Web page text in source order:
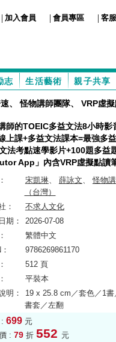
| 加入會員 | 會員專區 | 客
志 生活藝術 親子共享
、怪物講師團隊、 VRP虛
師的TOEIC多益文法8小時影
上課+多益文法課本=最強多
法考點速學影片+100題多益
App」內含VRP虛擬點讀
宋凱琳、 薛詠文、怪物
（台灣）
：
不求人文化
期：
2026-07-08
繁體中文
9786269861170
512 頁
平裝本
明：
19 x 25.8 cm／套色／1
書套／左翻
699 元
: 79折 552 元